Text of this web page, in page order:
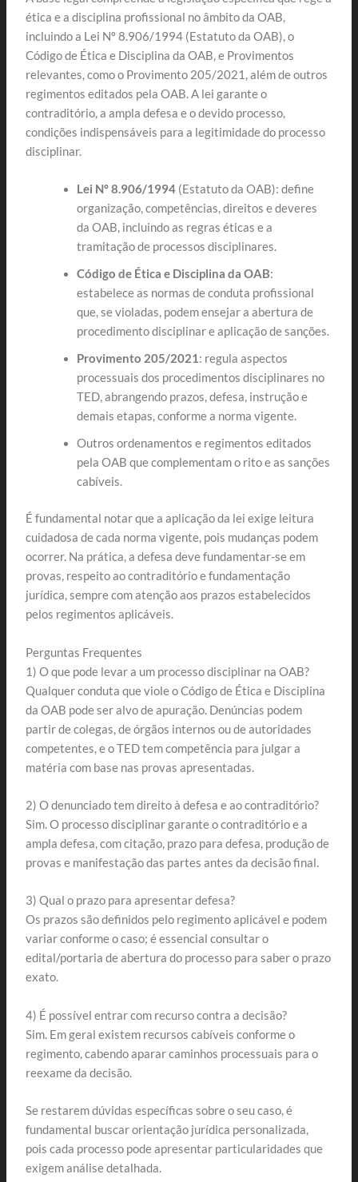
ética e a disciplina profissional no âmbito da OAB,
incluindo a Lei Nº 8.906/1994 (Estatuto da OAB), o
Código de Ética e Disciplina da OAB, e Provimentos
relevantes, como o Provimento 205/2021, além de outros
regimentos editados pela OAB. A lei garante o
contraditório, a ampla defesa e o devido processo,
condições indispensáveis para a legitimidade do processo
disciplinar.
Lei Nº 8.906/1994 (Estatuto da OAB): define
organização, competências, direitos e deveres
da OAB, incluindo as regras éticas e a
tramitação de processos disciplinares.
Código de Ética e Disciplina da OAB:
estabelece as normas de conduta profissional
que, se violadas, podem ensejar a abertura de
procedimento disciplinar e aplicação de sanções.
Provimento 205/2021: regula aspectos
processuais dos procedimentos disciplinares no
TED, abrangendo prazos, defesa, instrução e
demais etapas, conforme a norma vigente.
Outros ordenamentos e regimentos editados
pela OAB que complementam o rito e as sanções
cabíveis.
É fundamental notar que a aplicação da lei exige leitura
cuidadosa de cada norma vigente, pois mudanças podem
ocorrer. Na prática, a defesa deve fundamentar-se em
provas, respeito ao contraditório e fundamentação
jurídica, sempre com atenção aos prazos estabelecidos
pelos regimentos aplicáveis.
Perguntas Frequentes
1) O que pode levar a um processo disciplinar na OAB?
Qualquer conduta que viole o Código de Ética e Disciplina
da OAB pode ser alvo de apuração. Denúncias podem
partir de colegas, de órgãos internos ou de autoridades
competentes, e o TED tem competência para julgar a
matéria com base nas provas apresentadas.
2) O denunciado tem direito à defesa e ao contraditório?
Sim. O processo disciplinar garante o contraditório e a
ampla defesa, com citação, prazo para defesa, produção de
provas e manifestação das partes antes da decisão final.
3) Qual o prazo para apresentar defesa?
Os prazos são definidos pelo regimento aplicável e podem
variar conforme o caso; é essencial consultar o
edital/portaria de abertura do processo para saber o prazo
exato.
4) É possível entrar com recurso contra a decisão?
Sim. Em geral existem recursos cabíveis conforme o
regimento, cabendo aparar caminhos processuais para o
reexame da decisão.
Se restarem dúvidas específicas sobre o seu caso, é
fundamental buscar orientação jurídica personalizada,
pois cada processo pode apresentar particularidades que
exigem análise detalhada.